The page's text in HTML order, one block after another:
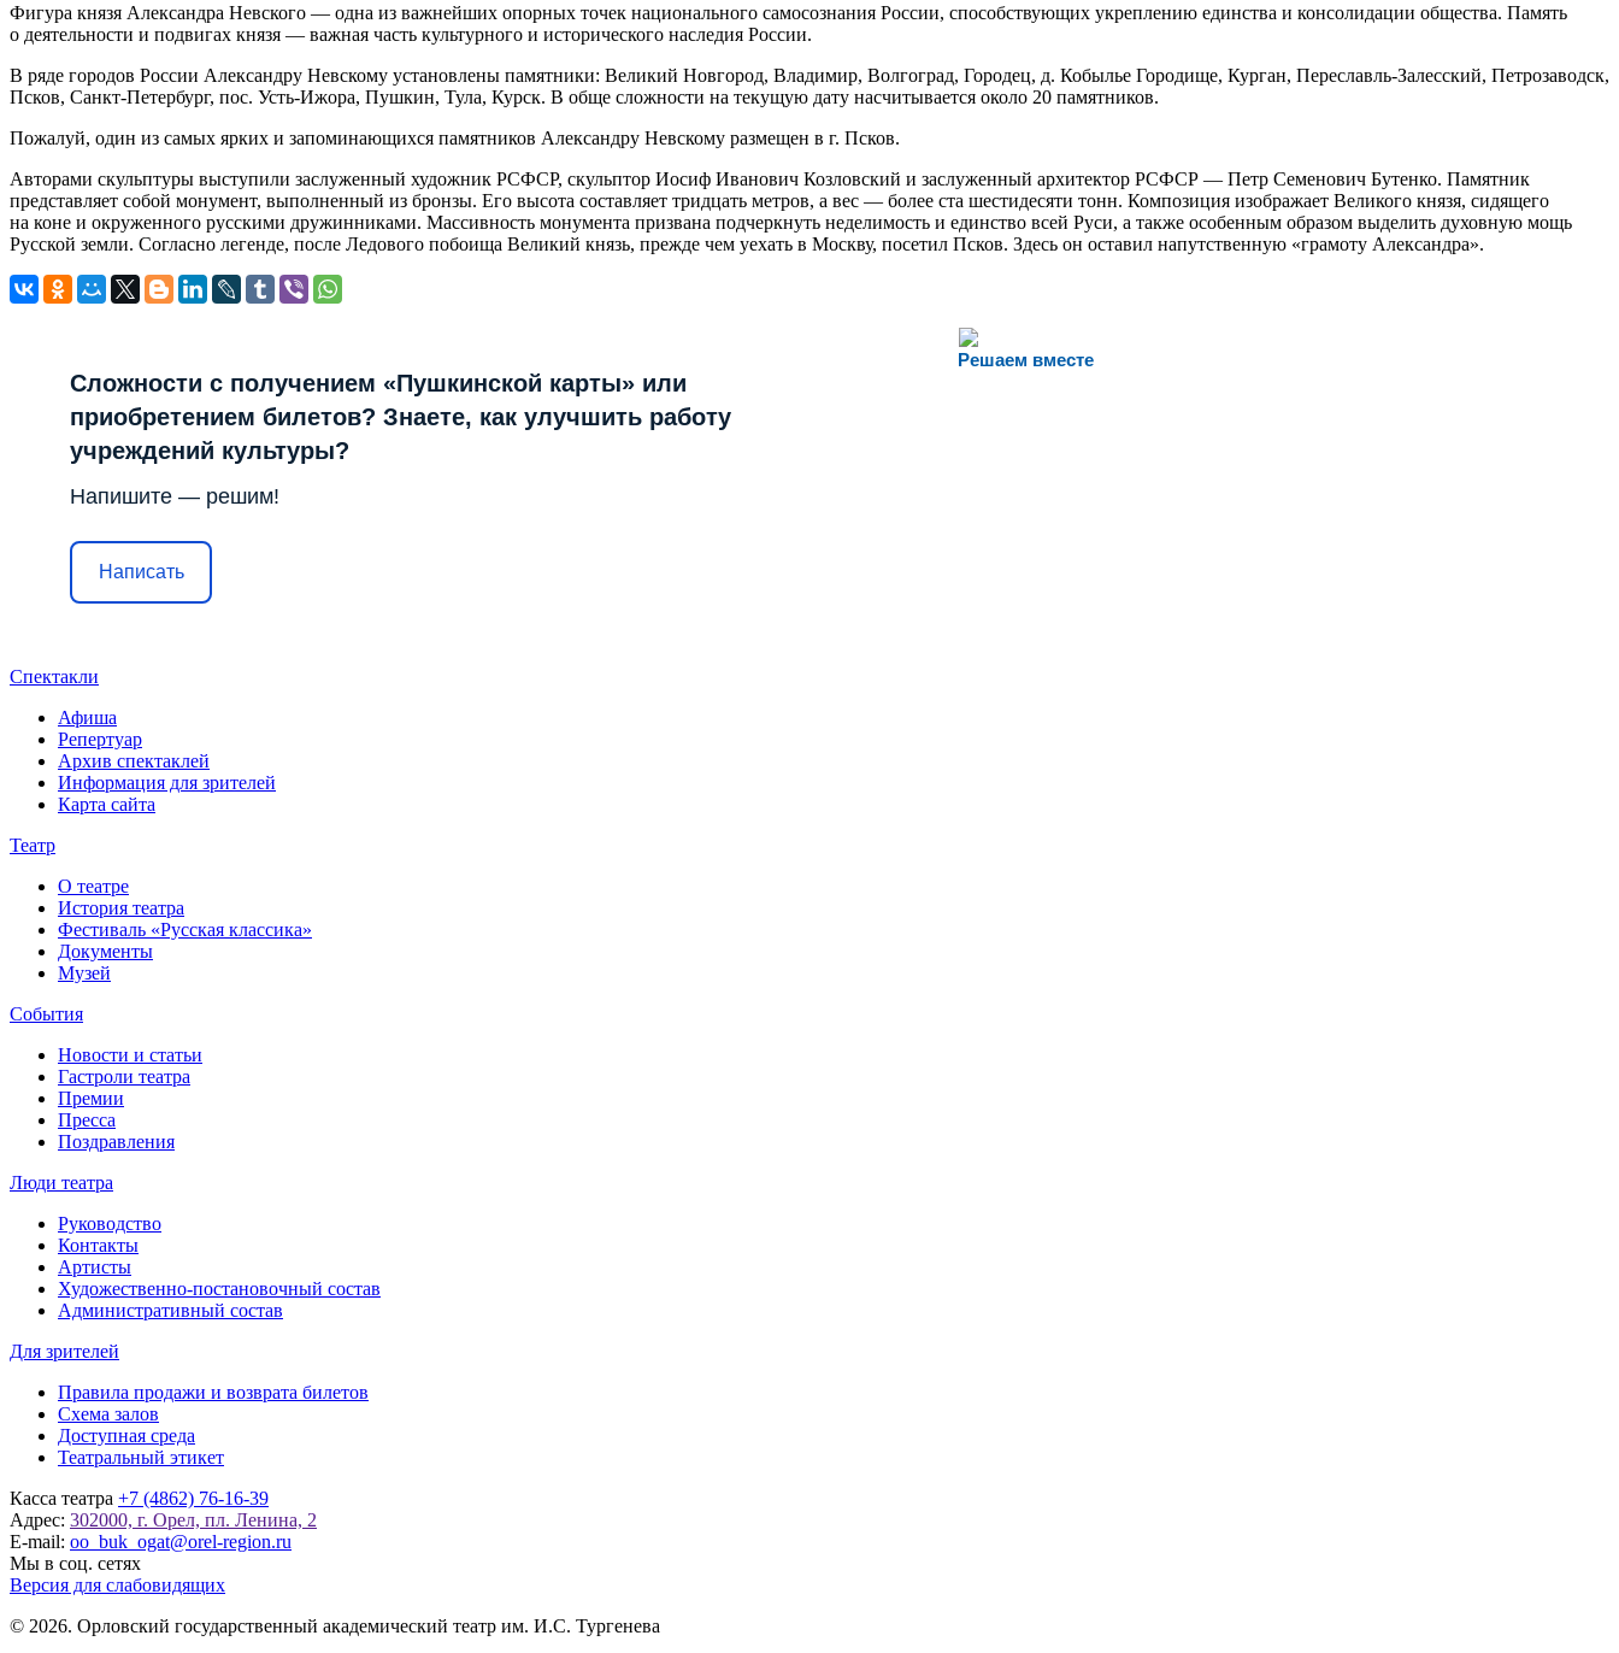
Фигура князя Александра Невского — одна из важнейших опорных точек национального самосознания России, способствующих укреплению единства и консолидации общества. Память
о деятельности и подвигах князя — важная часть культурного и исторического наследия России.
В ряде городов России Александру Невскому установлены памятники: Великий Новгород, Владимир, Волгоград, Городец, д. Кобылье Городище, Курган, Переславль-Залесский, Петрозаводск,
Псков, Санкт-Петербург, пос. Усть-Ижора, Пушкин, Тула, Курск. В обще сложности на текущую дату насчитывается около 20 памятников.
Пожалуй, один из самых ярких и запоминающихся памятников Александру Невскому размещен в г. Псков.
Авторами скульптуры выступили заслуженный художник РСФСР, скульптор Иосиф Иванович Козловский и заслуженный архитектор РСФСР — Петр Семенович Бутенко. Памятник
представляет собой монумент, выполненный из бронзы. Его высота составляет тридцать метров, а вес — более ста шестидесяти тонн. Композиция изображает Великого князя, сидящего
на коне и окруженного русскими дружинниками. Массивность монумента призвана подчеркнуть неделимость и единство всей Руси, а также особенным образом выделить духовную мощь
Русской земли. Согласно легенде, после Ледового побоища Великий князь, прежде чем уехать в Москву, посетил Псков. Здесь он оставил напутственную «грамоту Александра».
Решаем вместе
Сложности с получением «Пушкинской карты» или
приобретением билетов? Знаете, как улучшить работу
учреждений культуры?
Напишите — решим!
Написать
Спектакли
Афиша
Репертуар
Архив спектаклей
Информация для зрителей
Карта сайта
Театр
О театре
История театра
Фестиваль «Русская классика»
Документы
Музей
События
Новости и статьи
Гастроли театра
Премии
Пресса
Поздравления
Люди театра
Руководство
Контакты
Артисты
Художественно-постановочный состав
Административный состав
Для зрителей
Правила продажи и возврата билетов
Схема залов
Доступная среда
Театральный этикет
Касса театра +7 (4862) 76-16-39
Адрес: 302000, г. Орел, пл. Ленина, 2
E-mail: oo_buk_ogat@orel-region.ru
Мы в соц. сетях
Версия для слабовидящих
© 2026. Орловский государственный академический театр им. И.С. Тургенева